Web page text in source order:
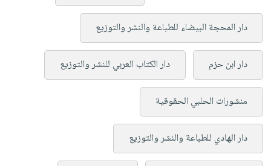
دار المحجة البيضاء للطباعة والنشر والتوزيع
دار ابن حزم دار الكتاب العربي للنشر والتوزيع
منشورات الحلبي الحقوقية
دار الهادي للطباعة والنشر والتوزيع